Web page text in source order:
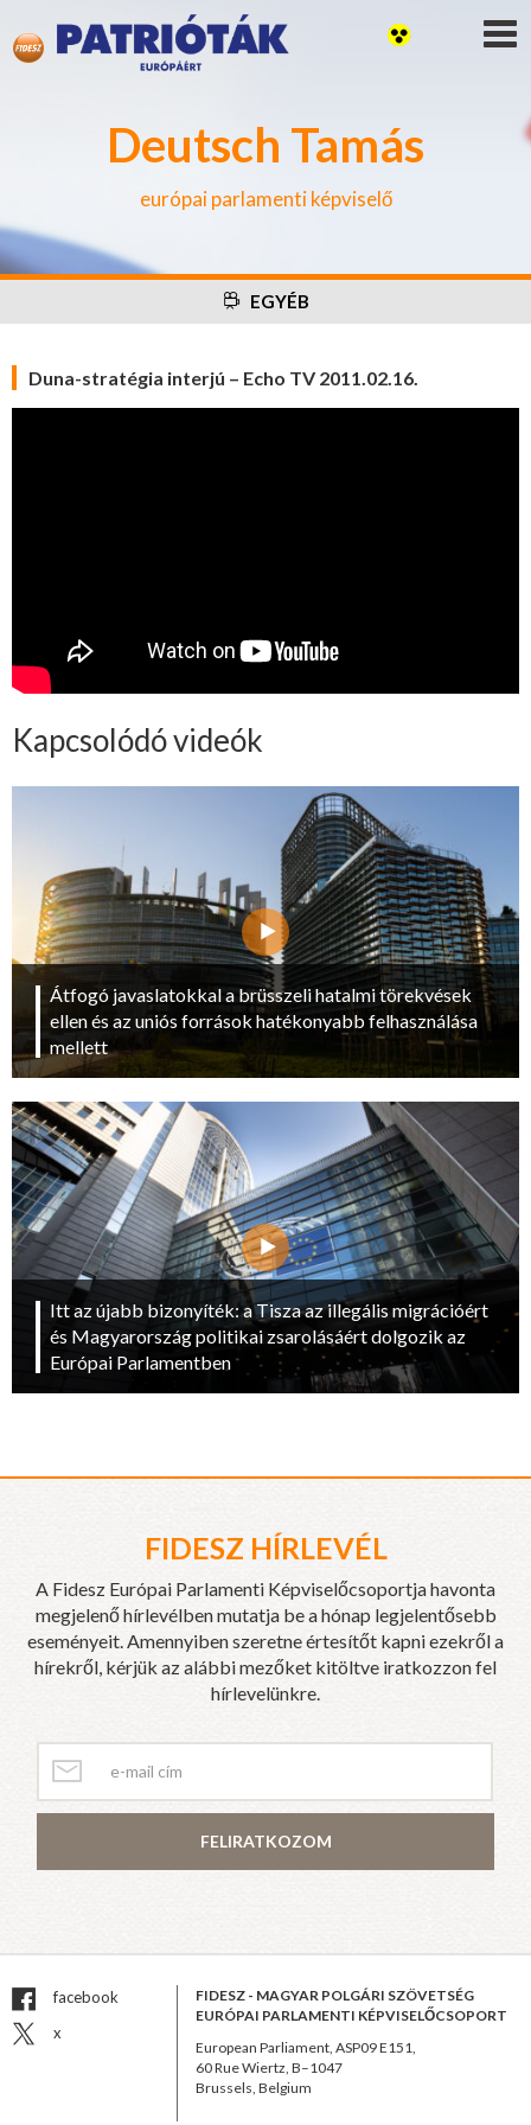
Deutsch Tamás
európai parlamenti képviselő
EGYÉB
Duna-stratégia interjú – Echo TV 2011.02.16.
Kapcsolódó videók
Átfogó javaslatokkal a brüsszeli hatalmi törekvések
ellen és az uniós források hatékonyabb felhasználása
mellett
Itt az újabb bizonyíték: a Tisza az illegális migrációért
és Magyarország politikai zsarolásáért dolgozik az
Európai Parlamentben
FIDESZ HÍRLEVÉL
A Fidesz Európai Parlamenti Képviselőcsoportja havonta
megjelenő hírlevélben mutatja be a hónap legjelentősebb
eseményeit. Amennyiben szeretne értesítőt kapni ezekről a
hírekről, kérjük az alábbi mezőket kitöltve iratkozzon fel
hírlevelünkre.
FELIRATKOZOM
facebook
x
FIDESZ - MAGYAR POLGÁRI SZÖVETSÉG
EURÓPAI PARLAMENTI KÉPVISELŐCSOPORT
European Parliament, ASP09 E151,
60 Rue Wiertz, B–1047
Brussels, Belgium